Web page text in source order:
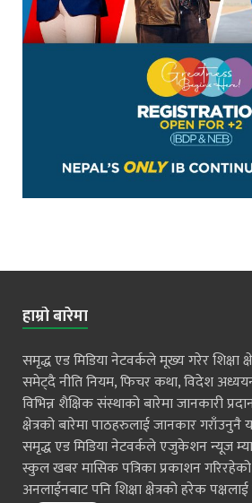
हाम्रो बारेमा
समृद्ध एड मिडिया नेटवर्कले मूख्य गरेर शिक्षा
समेट्दै नीति नियम, फिचर कथा, विदेश
विभिन्न शैक्षिक संस्थाको बारेमा जानकारी
क्षेत्रको बारेमा पाठहरुलाई जानकार
समृद्ध एड मिडिया नेटवर्कले एजुकेशन न्यूज
स्कुल खबर मासिक पत्रिका प्रकाशन
अनलाईनबाट पनि शिक्षा क्षेत्रको हरेक